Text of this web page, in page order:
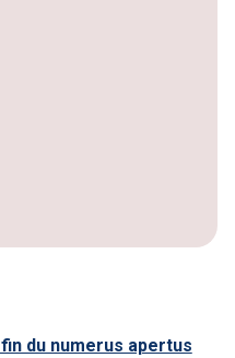
fin du numerus apertus